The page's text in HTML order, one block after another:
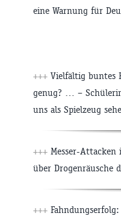
eine Warnung für
+++ Vielfältig buntes
genug? … –
uns als Spielzeug
+++ Messer-
über Drogenräusche
+++